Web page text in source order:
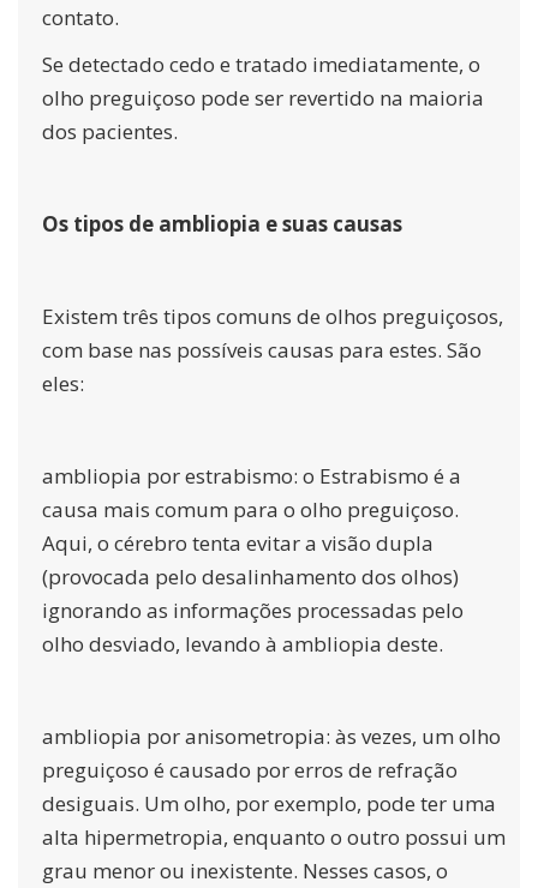
contato.
Se detectado cedo e tratado imediatamente, o
olho preguiçoso pode ser revertido na maioria
dos pacientes.
Os tipos de ambliopia e suas causas
Existem três tipos comuns de olhos preguiçosos,
com base nas possíveis causas para estes. São
eles:
ambliopia por estrabismo: o Estrabismo é a
causa mais comum para o olho preguiçoso.
Aqui, o cérebro tenta evitar a visão dupla
(provocada pelo desalinhamento dos olhos)
ignorando as informações processadas pelo
olho desviado, levando à ambliopia deste.
ambliopia por anisometropia: às vezes, um olho
preguiçoso é causado por erros de refração
desiguais. Um olho, por exemplo, pode ter uma
alta hipermetropia, enquanto o outro possui um
grau menor ou inexistente. Nesses casos, o